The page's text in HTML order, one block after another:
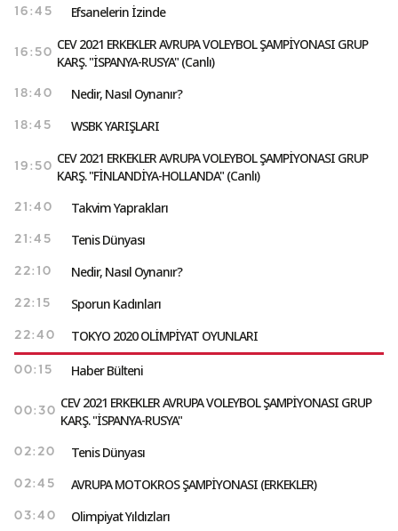
16:45 Efsanelerin İzinde
16:50
CEV 2021 ERKEKLER AVRUPA VOLEYBOL ŞAMPİYONASI GRUP
KARŞ. "İSPANYA-RUSYA" (Canlı)
18:40 Nedir, Nasıl Oynanır?
18:45 WSBK YARIŞLARI
19:50
CEV 2021 ERKEKLER AVRUPA VOLEYBOL ŞAMPİYONASI GRUP
KARŞ. "FİNLANDİYA-HOLLANDA" (Canlı)
21:40 Takvim Yaprakları
21:45 Tenis Dünyası
22:10 Nedir, Nasıl Oynanır?
22:15 Sporun Kadınları
22:40 TOKYO 2020 OLİMPİYAT OYUNLARI
00:15 Haber Bülteni
00:30
CEV 2021 ERKEKLER AVRUPA VOLEYBOL ŞAMPİYONASI GRUP
KARŞ. "İSPANYA-RUSYA"
02:20 Tenis Dünyası
02:45 AVRUPA MOTOKROS ŞAMPİYONASI (ERKEKLER)
03:40 Olimpiyat Yıldızları